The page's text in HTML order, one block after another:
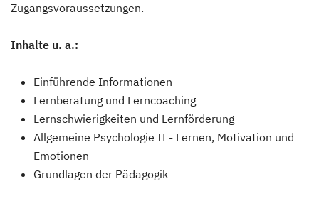
Zugangsvoraussetzungen.
Inhalte u. a.:
Einführende Informationen
Lernberatung und Lerncoaching
Lernschwierigkeiten und Lernförderung
Allgemeine Psychologie II - Lernen, Motivation und
Emotionen
Grundlagen der Pädagogik